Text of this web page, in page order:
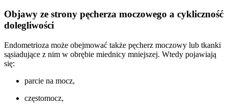
Objawy ze strony pęcherza moczowego a cykliczność
dolegliwości
Endometrioza może obejmować także pęcherz moczowy lub tkanki
sąsiadujące z nim w obrębie miednicy mniejszej. Wtedy pojawiają
się:
parcie na mocz,
częstomocz,